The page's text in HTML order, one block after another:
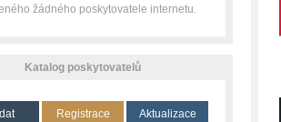
žádného poskytovatele internetu.
Katalog poskytovatelů
Registrace
Aktualizace